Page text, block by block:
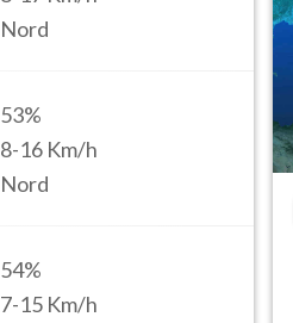
Nord
53%
8-16 Km/h
Nord
54%
7-15 Km/h